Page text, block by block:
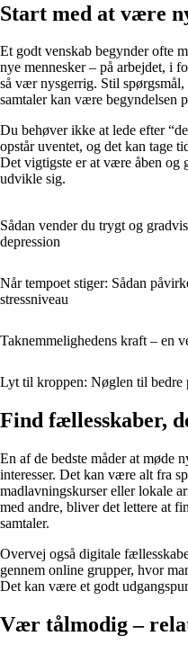
Start med at være
Et godt venskab begynder ofte
nye mennesker – på arbejdet, i
så vær nysgerrig. Stil
samtaler kan være begyndelsen
Du behøver ikke at lede efter
opstår uventet, og det kan tage
Det vigtigste er at være åben og
udvikle sig.
Sådan vender du trygt og
depression
Når tempoet stiger: Sådan
stressniveau
Taknemmelighedens kraft – en
Lyt til kroppen: Nøglen til bedre
Find fællesskaber,
En af de bedste måder at møde
interesser. Det kan være alt fra
madlavningskurser eller lokale
med andre, bliver det lettere at
samtaler.
Overvej også digitale
gennem online grupper, hvor
Det kan være et godt
Vær tålmodig –